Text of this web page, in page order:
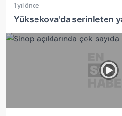
1 yıl önce
Yüksekova'da serinleten